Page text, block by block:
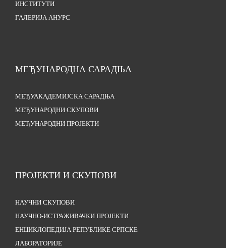
ИНСТИТУТИ
ГАЛЕРИЈА АНУРС
МЕЂУНАРОДНА САРАДЊА
МЕЂУАКАДЕМИЈСКА САРАДЊА
МЕЂУНАРОДНИ СКУПОВИ
МЕЂУНАРОДНИ ПРОЈЕКТИ
ПРОЈЕКТИ И СКУПОВИ
НАУЧНИ СКУПОВИ
НАУЧНО-ИСТРАЖИВАЧКИ ПРОЈЕКТИ
ЕНЦИКЛОПЕДИЈА РЕПУБЛИКЕ СРПСКЕ
ЛАБОРАТОРИЈЕ